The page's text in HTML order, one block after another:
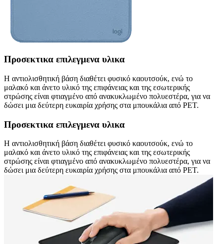
Προσεκτικα επιλεγμενα υλικα
Η αντιολισθητική βάση διαθέτει φυσικό καουτσούκ, ενώ το
μαλακό και άνετο υλικό της επιφάνειας και της εσωτερικής
στρώσης είναι φτιαγμένο από ανακυκλωμένο πολυεστέρα, για να
δώσει μια δεύτερη ευκαιρία χρήσης στα μπουκάλια από PET.
Προσεκτικα επιλεγμενα υλικα
Η αντιολισθητική βάση διαθέτει φυσικό καουτσούκ, ενώ το
μαλακό και άνετο υλικό της επιφάνειας και της εσωτερικής
στρώσης είναι φτιαγμένο από ανακυκλωμένο πολυεστέρα, για να
δώσει μια δεύτερη ευκαιρία χρήσης στα μπουκάλια από PET.